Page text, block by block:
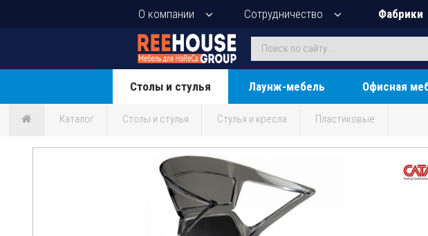
О компании Сотрудничество Фабрики
Столы и стулья Лаунж-мебель Офисная
Каталог Столы и стулья Стулья и кресла Пластиковые